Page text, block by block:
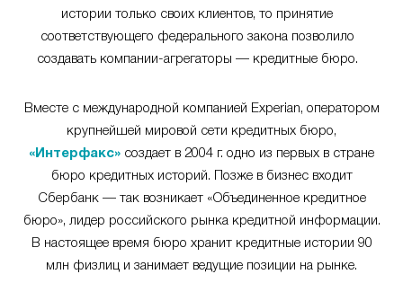
истории только своих клиентов, то принятие
соответствующего федерального закона позволило
создавать компании-агрегаторы — кредитные бюро.
Вместе с международной компанией Experian, оператором
крупнейшей мировой сети кредитных бюро,
«Интерфакс» создает в 2004 г. одно из первых в стране
бюро кредитных историй. Позже в бизнес входит
Сбербанк — так возникает «Объединенное кредитное
бюро», лидер российского рынка кредитной информации.
В настоящее время бюро хранит кредитные истории 90
млн физлиц и занимает ведущие позиции на рынке.